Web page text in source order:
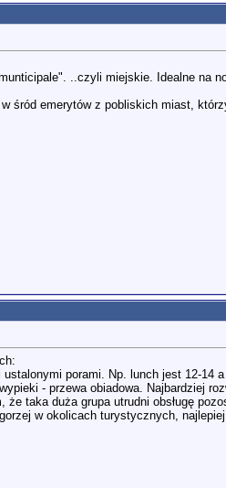
..czyli miejskie. Idealne na
śród emerytów z pobliskich miast,
porami. Np. lunch jest 12-
- przewa obiadowa. Najbardziej
taka duża grupa utrudni obsługę
w okolicach turystycznych,